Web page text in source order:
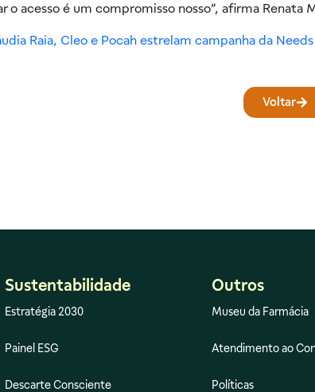
acesso é um compromisso nosso”, afirma Renata
Raia, Cleo e Pocah estrelam campanha da
Voltar
Sustentabilidade
Estratégia 2030
Painel ESG
Descarte Consciente
Outros
Museu da Farmácia
Atendimento ao
Políticas